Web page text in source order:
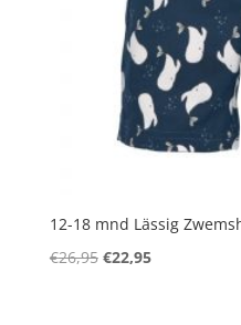
12-18 mnd Lässig
€26,95 Oorspronkelijke
€22,95Huidige